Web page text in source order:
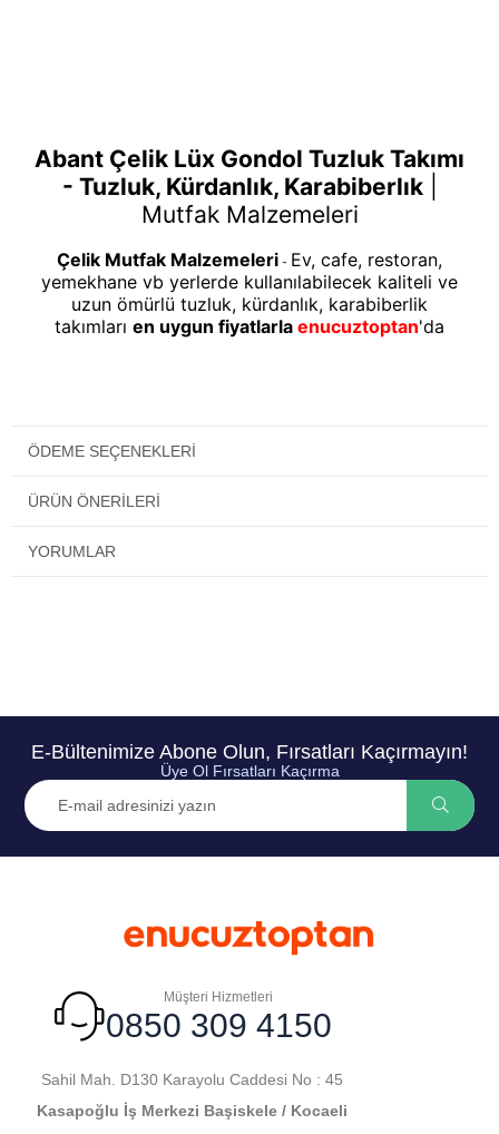
Abant Çelik Lüx Gondol Tuzluk Takımı
- Tuzluk, Kürdanlık, Karabiberlık|
Mutfak Malzemeleri
Çelik Mutfak Malzemeleri - Ev, cafe, restoran,
yemekhane vb yerlerde kullanılabilecek kaliteli ve
uzun ömürlü tuzluk, kürdanlık, karabiberlik
takımları en uygun fiyatlarla enucuztoptan'da
ÖDEME SEÇENEKLERI
ÜRÜN ÖNERILERI
YORUMLAR
E-Bültenimize Abone Olun, Fırsatları Kaçırmayın!
Üye Ol Fırsatları Kaçırma
Müşteri Hizmetleri
0850 309 4150
Sahil Mah. D130 Karayolu Caddesi No : 45
Kasapoğlu İş Merkezi Başiskele / Kocaeli